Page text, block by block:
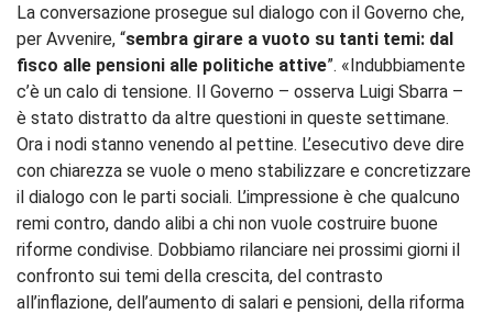
La conversazione prosegue sul dialogo con il Governo che,
per Avvenire, “sembra girare a vuoto su tanti temi: dal
fisco alle pensioni alle politiche attive”. «Indubbiamente
c’è un calo di tensione. Il Governo – osserva Luigi Sbarra –
è stato distratto da altre questioni in queste settimane.
Ora i nodi stanno venendo al pettine. L’esecutivo deve dire
con chiarezza se vuole o meno stabilizzare e concretizzare
il dialogo con le parti sociali. L’impressione è che qualcuno
remi contro, dando alibi a chi non vuole costruire buone
riforme condivise. Dobbiamo rilanciare nei prossimi giorni il
confronto sui temi della crescita, del contrasto
all’inflazione, dell’aumento di salari e pensioni, della riforma